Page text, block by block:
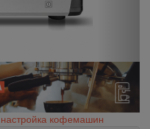
кофемашин